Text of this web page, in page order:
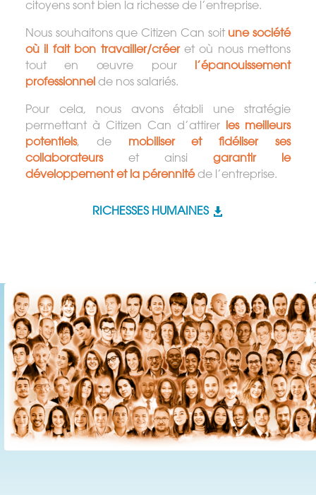
citoyens sont bien la richesse de l’entreprise.
Nous souhaitons que Citizen Can soit une société
où il fait bon travailler/créeret où nous mettons
tout en œuvre pour l’épanouissement
professionnelde nos salariés.
Pour cela, nous avons établi une stratégie
permettant à Citizen Can d’attirer les meilleurs
potentiels, de mobiliser et fidéliser ses
collaborateurset ainsigarantir le
développement et la pérennitéde l’entreprise.
RICHESSES HUMAINES